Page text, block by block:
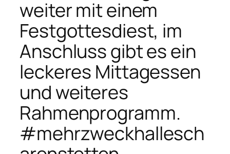
weiter mit einem
Festgottesdiest, im
Anschluss gibt es ein
leckeres Mittagessen
und weiteres
Rahmenprogramm.
#mehrzweckhallesch